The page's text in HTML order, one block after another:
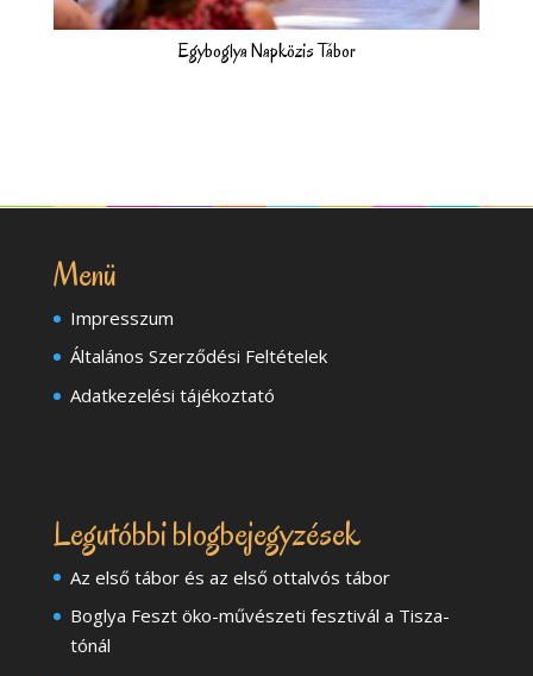
Egyboglya Napközis Tábor
variációja
A
a
termékoldalon
választhatók
Menü
Impresszum
Általános Szerződési Feltételek
Adatkezelési tájékoztató
Legutóbbi blogbejegyzések
Az első tábor és az első ottalvós tábor
Boglya Feszt öko-művészeti fesztivál a Tisza-
tónál